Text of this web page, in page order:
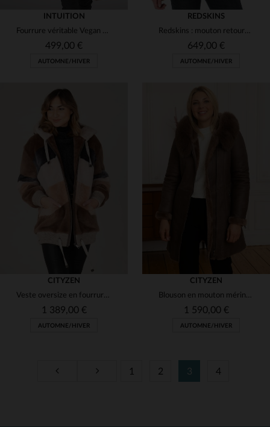
TAILLES DISPONIBLES
INTUITION
Fourrure véritable Vegan en laine tricotée
499,00 €
AUTOMNE/HIVER
REDSKINS
Redskins : mouton retourné marron, coupe ajustée, col en laine.
649,00 €
AUTOMNE/HIVER
CITYZEN
Veste oversize en fourrure merinos multicolore femme
1 389,00 €
AUTOMNE/HIVER
CITYZEN
Blouson en mouton mérinos, capuche en pour l'hiver urbain.
1 590,00 €
AUTOMNE/HIVER
1 2 3 4